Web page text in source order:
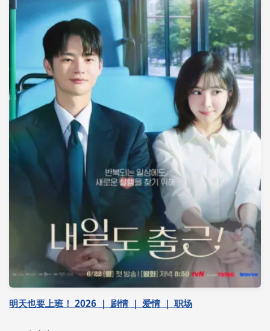
明天也要上班！ 2026 ｜ 剧情 ｜ 爱情 ｜ 职场